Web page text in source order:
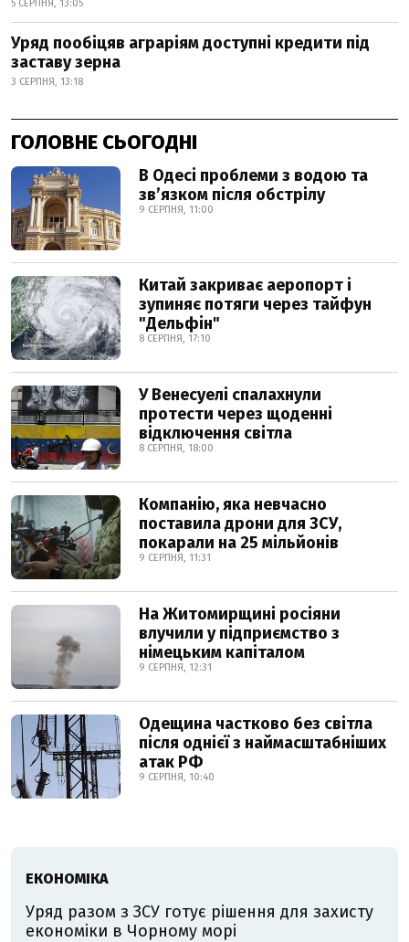
5 СЕРПНЯ, 13:05
Уряд пообіцяв аграріям доступні кредити під
заставу зерна
3 СЕРПНЯ, 13:18
ГОЛОВНЕ СЬОГОДНІ
В Одесі проблеми з водою та
звʼязком після обстрілу
9 СЕРПНЯ, 11:00
Китай закриває аеропорт і
зупиняє потяги через тайфун
"Дельфін"
8 СЕРПНЯ, 17:10
У Венесуелі спалахнули
протести через щоденні
відключення світла
8 СЕРПНЯ, 18:00
Компанію, яка невчасно
поставила дрони для ЗСУ,
покарали на 25 мільйонів
9 СЕРПНЯ, 11:31
На Житомирщині росіяни
влучили у підприємство з
німецьким капіталом
9 СЕРПНЯ, 12:31
Одещина частково без світла
після однієї з наймасштабніших
атак РФ
9 СЕРПНЯ, 10:40
ЕКОНОМІКА
Уряд разом з ЗСУ готує рішення для захисту
економіки в Чорному морі